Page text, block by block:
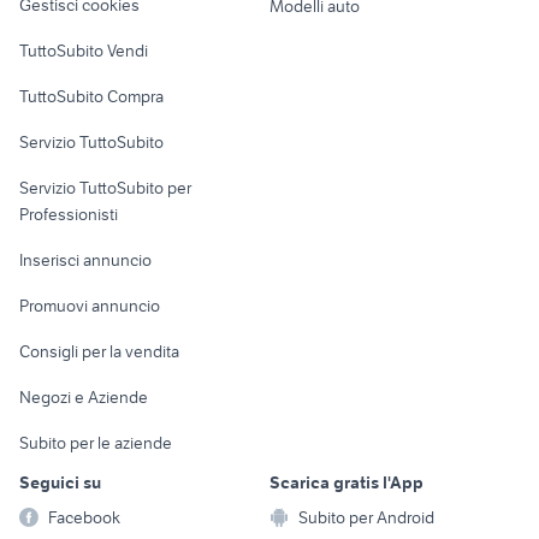
Informatica
Console e
Fotografia
Telefonia
Biciclette
Gestisci cookies
TuttoSubito Vendi
TuttoSubito Compra
Servizio TuttoSubito
Servizio TuttoSubito per
Professionisti
Inserisci annuncio
Promuovi annuncio
Consigli per la vendita
Negozi e Aziende
Subito per le aziende
Modelli auto
Seguici su
Facebook
Scarica gratis l'App
Subito per Android